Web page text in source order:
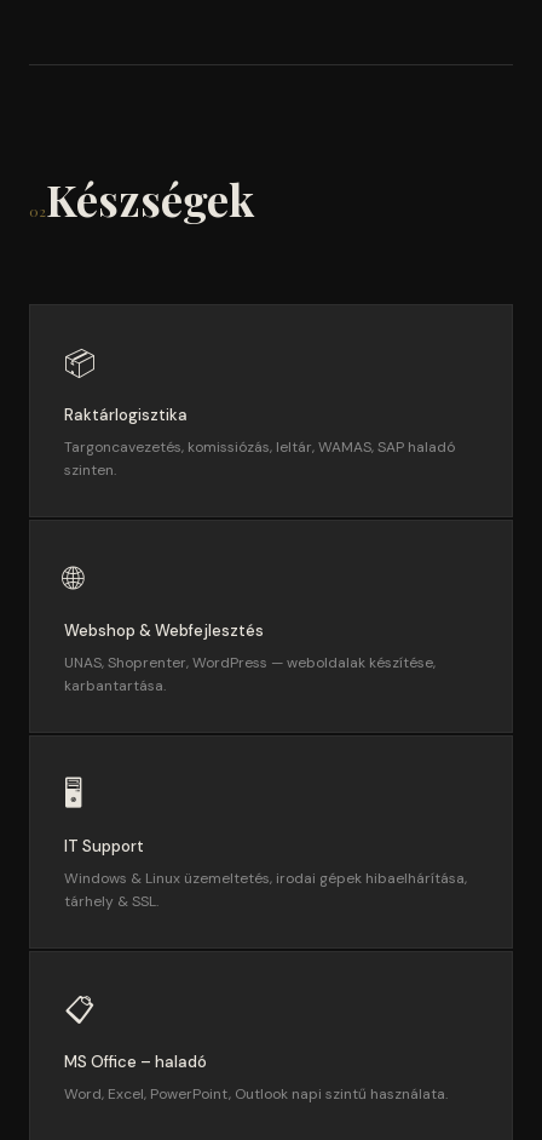
02Készségek
📦
Raktárlogisztika
Targoncavezetés, komissiózás, leltár, WAMAS, SAP haladó
szinten.
🌐
Webshop & Webfejlesztés
UNAS, Shoprenter, WordPress — weboldalak készítése,
karbantartása.
🖥️
IT Support
Windows & Linux üzemeltetés, irodai gépek hibaelhárítása,
tárhely & SSL.
📋
MS Office – haladó
Word, Excel, PowerPoint, Outlook napi szintű használata.